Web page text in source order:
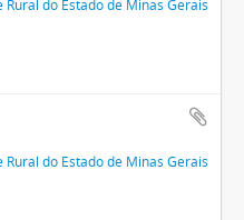
Rural do Estado de Minas Gerais
Rural do Estado de Minas Gerais